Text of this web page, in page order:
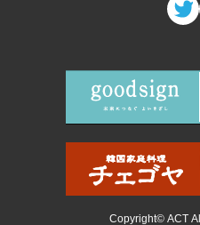
Copyright© ACT